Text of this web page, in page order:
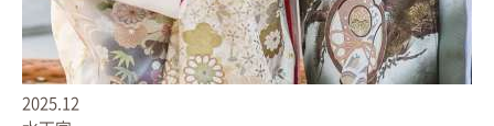
2025.12